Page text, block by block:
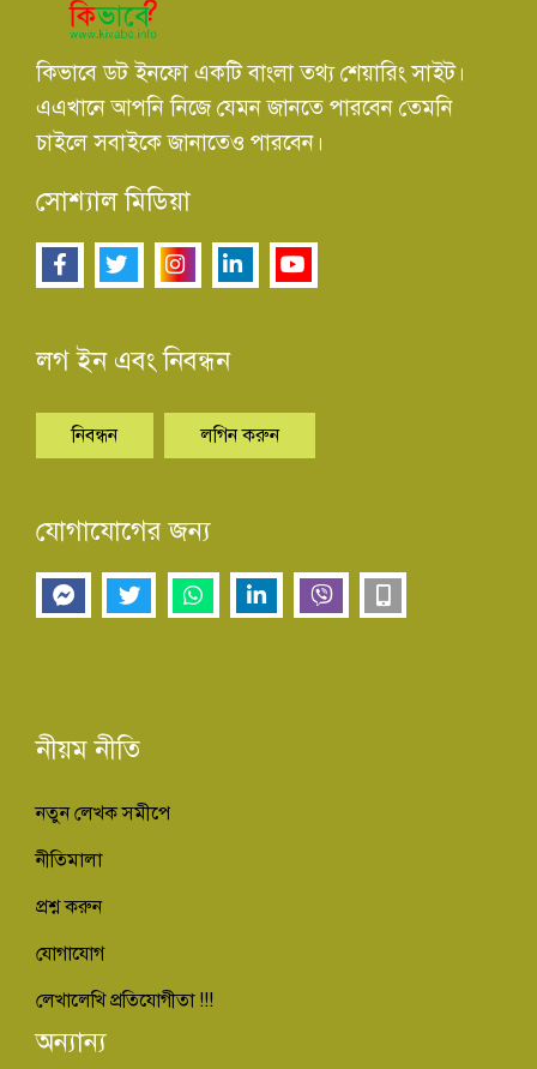
কিভাবে ডট ইনফো একটি বাংলা তথ্য শেয়ারিং সাইট।
এএখানে আপনি নিজে যেমন জানতে পারবেন তেমনি
চাইলে সবাইকে জানাতেও পারবেন।
সোশ্যাল মিডিয়া
লগ ইন এবং নিবন্ধন
নিবন্ধন লগিন করুন
যোগাযোগের জন্য
নীয়ম নীতি
নতুন লেখক সমীপে
নীতিমালা
প্রশ্ন করুন
যোগাযোগ
লেখালেখি প্রতিযোগীতা !!!
অন্যান্য